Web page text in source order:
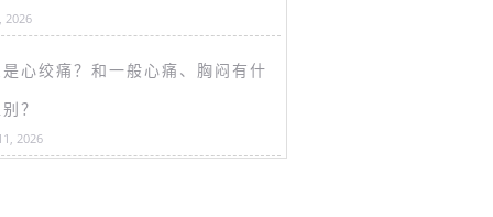
2026
心绞痛？和一般心痛、胸闷有什
？
2026